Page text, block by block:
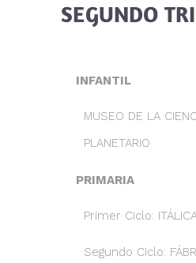
SEGUNDO
INFANTIL
MUSEO DE LA
PLANETARIO
PRIMARIA
Primer Ciclo:
Segundo Ciclo: